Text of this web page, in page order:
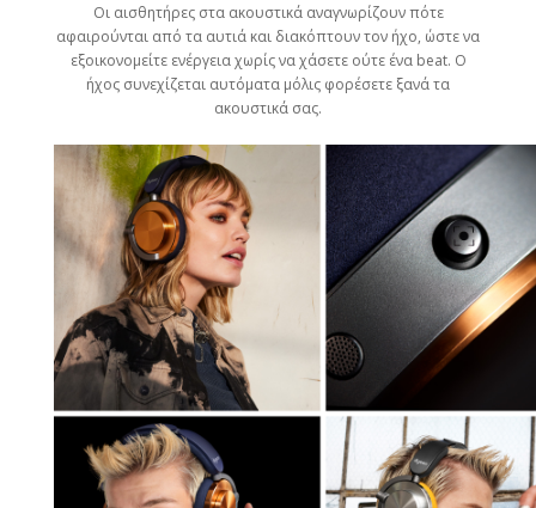
Οι αισθητήρες στα ακουστικά αναγνωρίζουν πότε
αφαιρούνται από τα αυτιά και διακόπτουν τον ήχο, ώστε να
εξοικονομείτε ενέργεια χωρίς να χάσετε ούτε ένα beat. Ο
ήχος συνεχίζεται αυτόματα μόλις φορέσετε ξανά τα
ακουστικά σας.